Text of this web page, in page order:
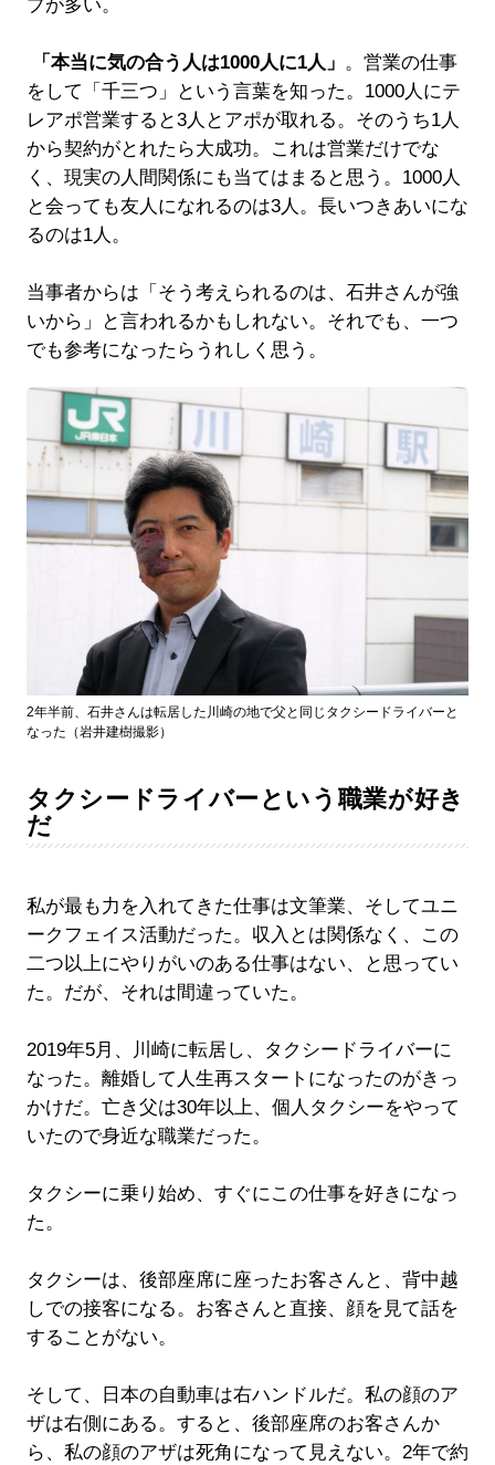
プが多い。
「本当に気の合う人は1000人に1人」 。営業の仕事
をして「千三つ」という言葉を知った。1000人にテ
レアポ営業すると3人とアポが取れる。そのうち1人
から契約がとれたら大成功。これは営業だけでな
く、現実の人間関係にも当てはまると思う。1000人
と会っても友人になれるのは3人。長いつきあいにな
るのは1人。
当事者からは「そう考えられるのは、石井さんが強
いから」と言われるかもしれない。それでも、一つ
でも参考になったらうれしく思う。
2年半前、石井さんは転居した川崎の地で父と同じタクシードライバーと
なった（岩井建樹撮影）
タクシードライバーという職業が好き
だ
私が最も力を入れてきた仕事は文筆業、そしてユニ
ークフェイス活動だった。収入とは関係なく、この
二つ以上にやりがいのある仕事はない、と思ってい
た。だが、それは間違っていた。
2019年5月、川崎に転居し、タクシードライバーに
なった。離婚して人生再スタートになったのがきっ
かけだ。亡き父は30年以上、個人タクシーをやって
いたので身近な職業だった。
タクシーに乗り始め、すぐにこの仕事を好きになっ
た。
タクシーは、後部座席に座ったお客さんと、背中越
しでの接客になる。お客さんと直接、顔を見て話を
することがない。
そして、日本の自動車は右ハンドルだ。私の顔のア
ザは右側にある。すると、後部座席のお客さんか
ら、私の顔のアザは死角になって見えない。2年で約